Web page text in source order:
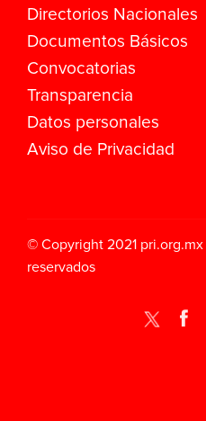
Directorios Nacionales
Documentos Básicos
Convocatorias
Transparencia
Datos personales
Aviso de Privacidad
© Copyright 2021 pri.org.mx
reservados